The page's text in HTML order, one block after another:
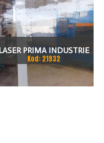
LASER PRIMA INDUSTRIE
Kod: 21932